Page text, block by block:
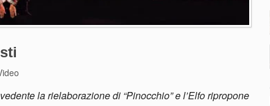
la rielaborazione di “Pinocchio” e l’Elfo ripropone